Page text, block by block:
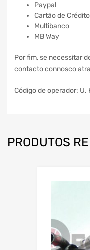
Paypal
Cartão de Crédito
Multibanco
MB Way
Por fim, se necessitar
contacto connosco
Código de operador: U.
PRODUTOS